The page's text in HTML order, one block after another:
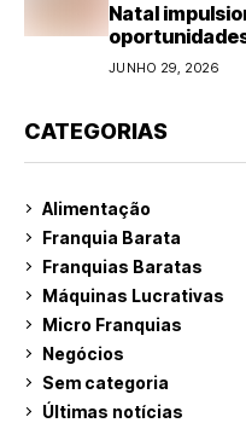
Natal
do varejo
JUNHO 29, 2026
CATEGORIAS
Alimentação
Franquia Barata
Franquias Baratas
Máquinas Lucrativas
Micro Franquias
Negócios
Sem categoria
Últimas notícias